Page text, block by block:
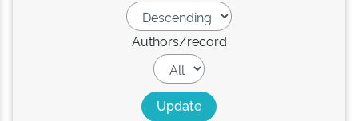
Authors/record